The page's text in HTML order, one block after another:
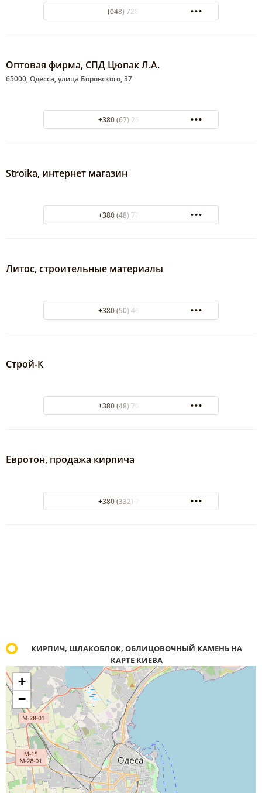
(048) 7282292
Оптовая фирма, СПД Цюпак Л.А.
65000, Одесса, улица Боровского, 37
+380 (67) 251-89-48
Stroika, интернет магазин
+380 (48) 772-43-97
Литос, строительные материалы
+380 (50) 462-76-88
Строй-К
+380 (48) 700-93-41
Евротон, продажа кирпича
+380 (332) 78-34-64
КИРПИЧ, ШЛАКОБЛОК, ОБЛИЦОВОЧНЫЙ КАМЕНЬ НА
КАРТЕ КИЕВА
+
−